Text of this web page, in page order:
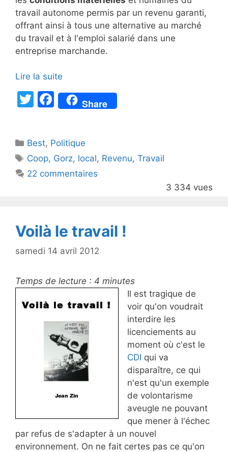
travail autonome permis par un revenu garanti,
offrant ainsi à tous une alternative au marché
du travail et à l'emploi salarié dans une
entreprise marchande.
Lire la suite
T
er
F
a
e
b
o
Share
Catégories
Best, Politique
Étiquettes
Coop, Gorz, local, Revenu,Travail
22 commentaires
3 334 vues
Voilà le travail !
samedi 14 avril 2012
Temps de lecture : 4 minutes
Il est tragique de
voir qu'on voudrait
interdire les
licenciements au
moment où c'est le
CDI qui va
disparaître, ce qui
n'est qu'un exemple
de volontarisme
aveugle ne pouvant
que mener à l'échec
par refus de s'adapter à un nouvel
environnement. On ne fait certes pas ce qu'on